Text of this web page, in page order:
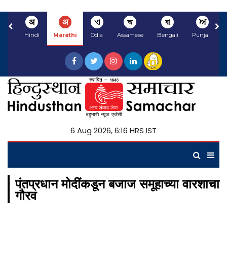
अ
Hindi
अ
Marathi
ଏ
Odia
অ
Assamese
বা
Bengali
ਅ
Punjabi
6 Aug 2026, 6:16 HRS IST
पंतप्रधान मोदींकडून बजाज समूहाच्या वारशाचा
गौरव